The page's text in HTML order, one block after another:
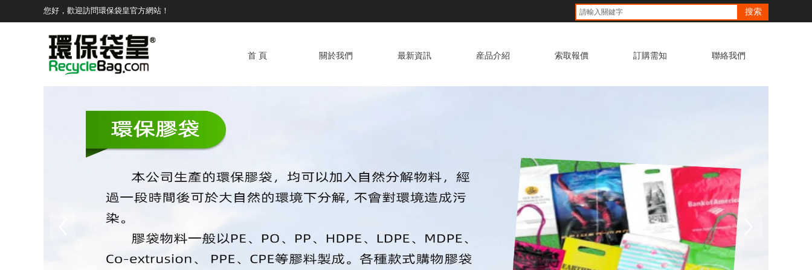
您好，歡迎訪問環保袋皇官方網站！ 搜索
首 頁 關於我們 最新資訊 産品介紹 索取報價 訂購需知 聯絡我們